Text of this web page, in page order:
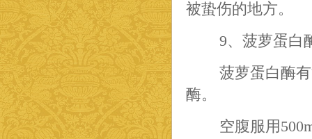
被蛰伤的地方。
9、菠萝蛋白
菠萝蛋白酶有
酶。
空腹服用